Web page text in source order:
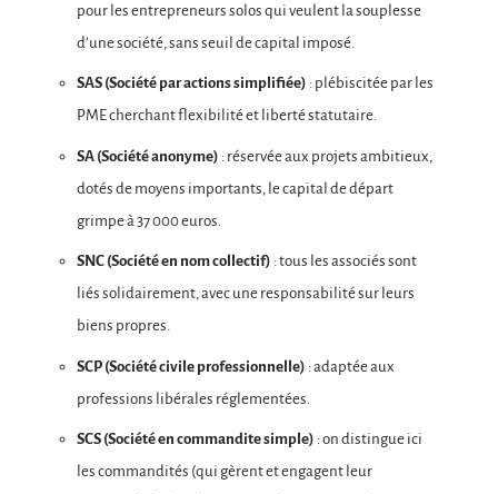
pour les entrepreneurs solos qui veulent la souplesse
d’une société, sans seuil de capital imposé.
SAS (Société par actions simplifiée) : plébiscitée par les
PME cherchant flexibilité et liberté statutaire.
SA (Société anonyme) : réservée aux projets ambitieux,
dotés de moyens importants, le capital de départ
grimpe à 37 000 euros.
SNC (Société en nom collectif) : tous les associés sont
liés solidairement, avec une responsabilité sur leurs
biens propres.
SCP (Société civile professionnelle) : adaptée aux
professions libérales réglementées.
SCS (Société en commandite simple) : on distingue ici
les commandités (qui gèrent et engagent leur